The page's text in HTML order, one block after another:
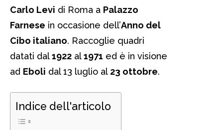
Carlo Levi di Roma a Palazzo
Farnese in occasione dell’Anno del
Cibo italiano. Raccoglie quadri
datati dal1922 al1971 ed è in visione
ad Eboli dal 13 luglio al 23 ottobre.
Indice dell'articolo